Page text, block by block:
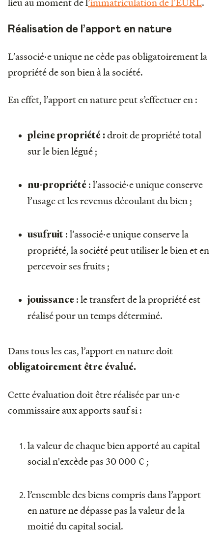
Réalisation de l’apport en nature
L’associé·e unique ne cède pas obligatoirement la
propriété de son bien à la société.
En effet, l’apport en nature peut s’effectuer en :
pleine propriété :droit de propriété total
sur le bien légué ;
nu-propriété : l’associé·e unique conserve
l’usage et les revenus découlant du bien ;
usufruit : l’associé·e unique conserve la
propriété, la société peut utiliser le bien et en
percevoir ses fruits ;
jouissance : le transfert de la propriété est
réalisé pour un temps déterminé.
Dans tous les cas, l’apport en nature doit
obligatoirement être évalué.
Cette évaluation doit être réalisée par un·e
commissaire aux apports sauf si :
la valeur de chaque bien apporté au capital
social n'excède pas 30 000 € ;
l’ensemble des biens compris dans l’apport
en nature ne dépasse pas la valeur de la
moitié du capital social.